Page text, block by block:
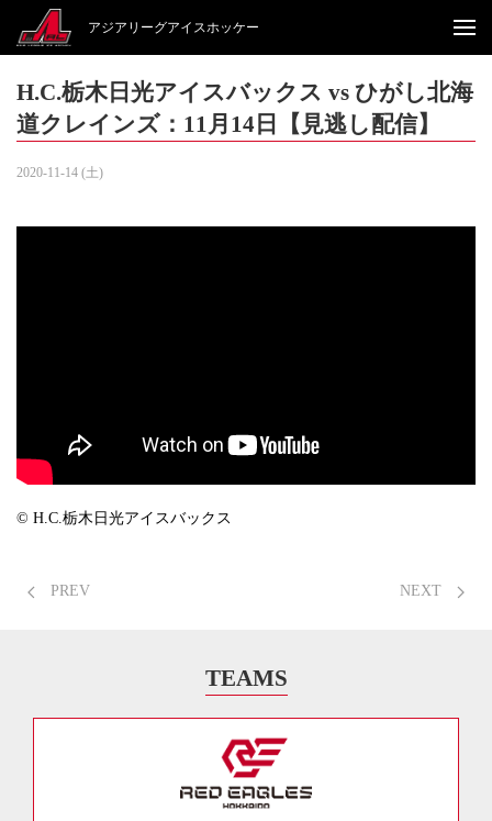
アジアリーグアイスホッケー
H.C.栃木日光アイスバックス vs ひがし北海
道クレインズ：11月14日【見逃し配信】
2020-11-14 (土)
© H.C.栃木日光アイスバックス
PREV NEXT
TEAMS